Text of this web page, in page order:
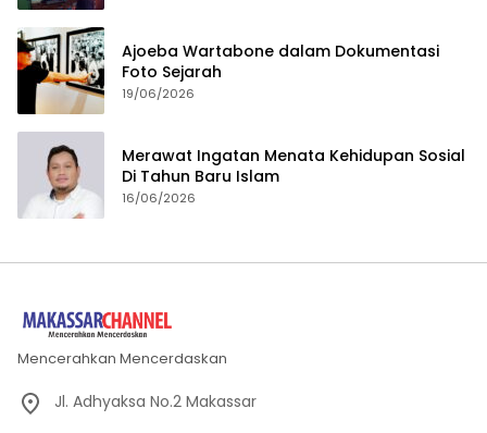
Ajoeba Wartabone dalam Dokumentasi
Foto Sejarah
19/06/2026
Merawat Ingatan Menata Kehidupan Sosial
Di Tahun Baru Islam
16/06/2026
Mencerahkan Mencerdaskan
Jl. Adhyaksa No.2 Makassar